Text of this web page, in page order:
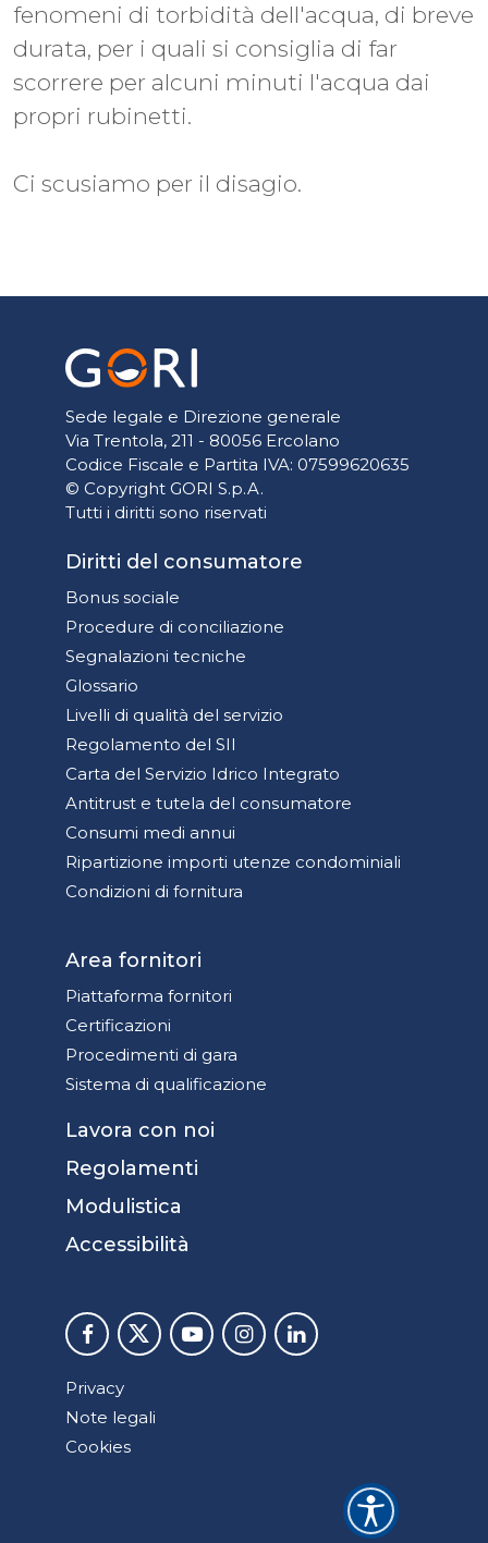
fenomeni di torbidità dell'acqua, di breve
durata, per i quali si consiglia di far
scorrere per alcuni minuti l'acqua dai
propri rubinetti.
Ci scusiamo per il disagio.
Sede legale e Direzione generale
Via Trentola, 211 - 80056 Ercolano
Codice Fiscale e Partita IVA: 07599620635
© Copyright GORI S.p.A.
Tutti i diritti sono riservati
Diritti del consumatore
Bonus sociale
Procedure di conciliazione
Segnalazioni tecniche
Glossario
Livelli di qualità del servizio
Regolamento del SII
Carta del Servizio Idrico Integrato
Antitrust e tutela del consumatore
Consumi medi annui
Ripartizione importi utenze condominiali
Condizioni di fornitura
Area fornitori
Piattaforma fornitori
Certificazioni
Procedimenti di gara
Sistema di qualificazione
Lavora con noi
Regolamenti
Modulistica
Accessibilità
Privacy
Note legali
Cookies